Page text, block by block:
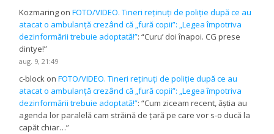
Kozmaring onFOTO/VIDEO. Tineri reținuți de poliție după ce au
atacat o ambulanță crezând că „fură copii”: „Legea împotriva
dezinformării trebuie adoptată!”: “Curu’ doi înapoi. CG prese
dintye!”
aug. 9, 21:49
c-block onFOTO/VIDEO. Tineri reținuți de poliție după ce au
atacat o ambulanță crezând că „fură copii”: „Legea împotriva
dezinformării trebuie adoptată!”: “Cum ziceam recent, ăștia au
agenda lor paralelă cam străină de țară pe care vor s-o ducă la
capăt chiar…”